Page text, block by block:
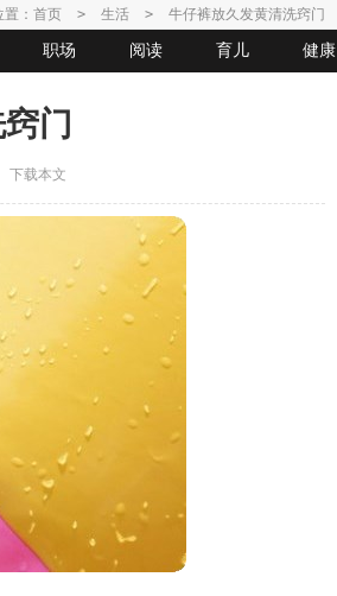
职场 阅读 育儿 健康
置：首页 > 生活 > 牛仔裤放久发黄清洗窍门
门
下载本文